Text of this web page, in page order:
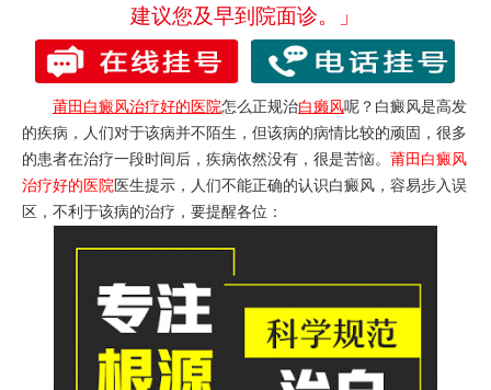
建议您及早到院面诊。」
莆田白癜风治疗好的医院怎么正规治白癞风呢？白癜风是高发
的疾病，人们对于该病并不陌生，但该病的病情比较的顽固，很多
的患者在治疗一段时间后，疾病依然没有，很是苦恼。 莆田白癜风
治疗好的医院 医生提示，人们不能正确的认识白癜风，容易步入误
区，不利于该病的治疗，要提醒各位：